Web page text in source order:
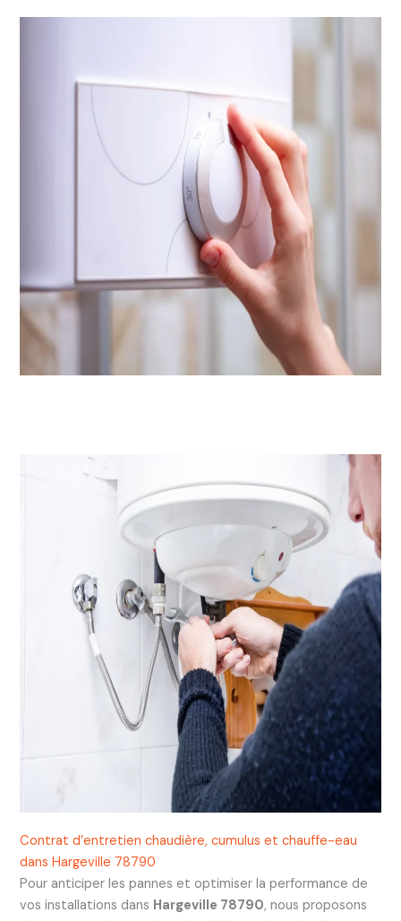
Contrat d’entretien chaudière, cumulus et chauffe-eau
dans Hargeville 78790
Pour anticiper les pannes et optimiser la performance de
vos installations dans Hargeville 78790, nous proposons